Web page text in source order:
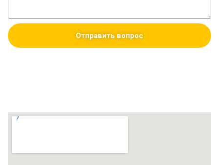
Отправить вопрос